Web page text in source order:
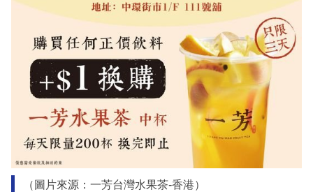
（圖片來源：一芳台灣水果茶-香港）